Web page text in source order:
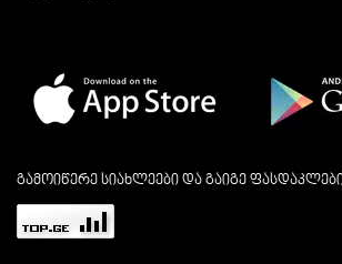
გამოიწერე სიახლეები და გაიგე